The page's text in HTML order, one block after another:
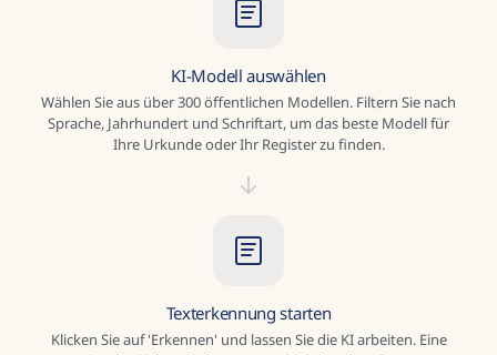
KI-Modell auswählen
Wählen Sie aus über 300 öffentlichen Modellen. Filtern Sie nach
Sprache, Jahrhundert und Schriftart, um das beste Modell für
Ihre Urkunde oder Ihr Register zu finden.
Texterkennung starten
Klicken Sie auf 'Erkennen' und lassen Sie die KI arbeiten. Eine